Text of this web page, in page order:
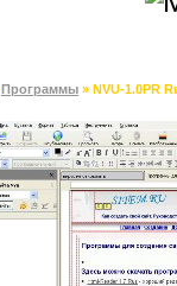
Программы » NVU-1.0PR